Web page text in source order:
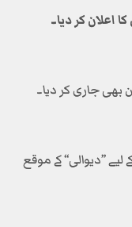
بھی جاری کر دیا۔
’’دیوالی‘‘ کے موقع